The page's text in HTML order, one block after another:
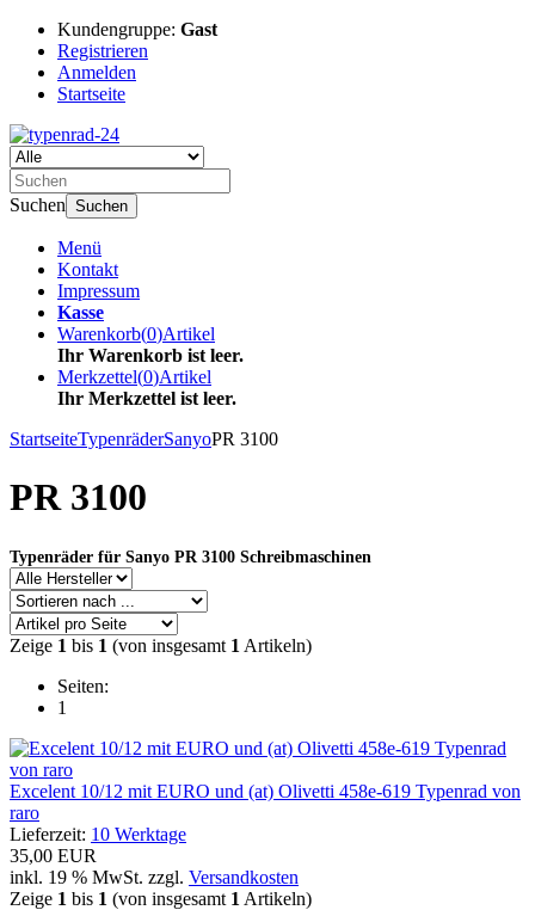
Kundengruppe: Gast
Registrieren
Anmelden
Startseite
Suchen Suchen
Menü
Kontakt
Impressum
Kasse
Warenkorb(0)Artikel
Ihr Warenkorb ist leer.
Merkzettel(0)Artikel
Ihr Merkzettel ist leer.
StartseiteTypenräderSanyoPR 3100
PR 3100
Typenräder für Sanyo PR 3100 Schreibmaschinen
Zeige 1 bis 1 (von insgesamt 1 Artikeln)
Seiten:
1
Excelent 10/12 mit EURO und (at) Olivetti 458e-619 Typenrad von
raro
Lieferzeit: 10 Werktage
35,00 EUR
inkl. 19 % MwSt. zzgl. Versandkosten
Zeige 1 bis 1 (von insgesamt 1 Artikeln)